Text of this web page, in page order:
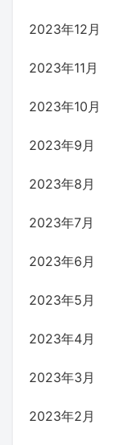
2023年12月
2023年11月
2023年10月
2023年9月
2023年8月
2023年7月
2023年6月
2023年5月
2023年4月
2023年3月
2023年2月